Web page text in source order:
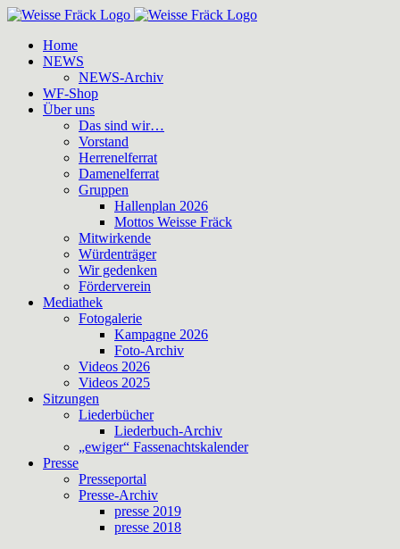
Zum
springenHome
NEWS
NEWS-Archiv
WF-Shop
Über uns
Das sind wir…
Vorstand
Herrenelferrat
Damenelferrat
Gruppen
Hallenplan 2026
Mottos Weisse Fräck
Mitwirkende
Würdenträger
Wir gedenken
Förderverein
Mediathek
Fotogalerie
Kampagne 2026
Foto-Archiv
Videos 2026
Videos 2025
Sitzungen
Liederbücher
Liederbuch-Archiv
„ewiger“ Fassenachtskalender
Presse
Presseportal
Presse-Archiv
presse 2019
presse 2018